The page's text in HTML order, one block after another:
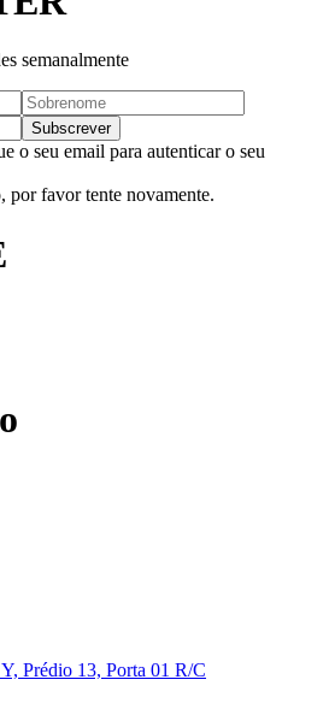
semanalmente
o seu email para autenticar o seu
por favor tente novamente.
Prédio 13, Porta 01 R/C